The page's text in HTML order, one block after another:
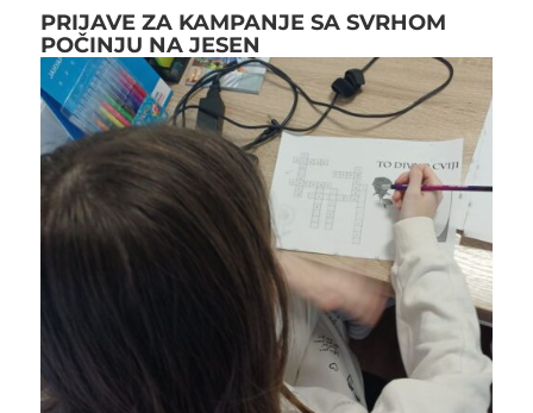
PRIJAVE ZA KAMPANJE SA SVRHOM
POČINJU NA JESEN